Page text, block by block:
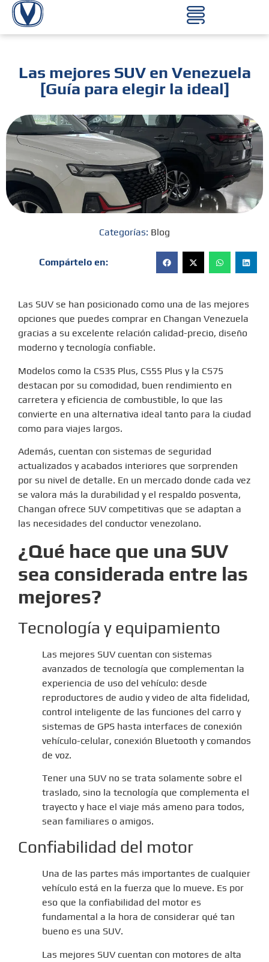
Las mejores SUV en Venezuela
[Guía para elegir la ideal]
Categorías: Blog
Compártelo en:
Las SUV se han posicionado como una de las mejores
opciones que puedes comprar en Changan Venezuela
gracias a su excelente relación calidad-precio, diseño
moderno y tecnología confiable.
Modelos como la CS35 Plus, CS55 Plus y la CS75
destacan por su comodidad, buen rendimiento en
carretera y eficiencia de combustible, lo que las
convierte en una alternativa ideal tanto para la ciudad
como para viajes largos.
Además, cuentan con sistemas de seguridad
actualizados y acabados interiores que sorprenden
por su nivel de detalle. En un mercado donde cada vez
se valora más la durabilidad y el respaldo posventa,
Changan ofrece SUV competitivas que se adaptan a
las necesidades del conductor venezolano.
¿Qué hace que una SUV
sea considerada entre las
mejores?
Tecnología y equipamiento
Las mejores SUV cuentan con sistemas
avanzados de tecnología que complementan la
experiencia de uso del vehículo: desde
reproductores de audio y video de alta fidelidad,
control inteligente de las funciones del carro y
sistemas de GPS hasta interfaces de conexión
vehículo-celular, conexión Bluetooth y comandos
de voz.
Tener una SUV no se trata solamente sobre el
traslado, sino la tecnología que complementa el
trayecto y hace el viaje más ameno para todos,
sean familiares o amigos.
Confiabilidad del motor
Una de las partes más importantes de cualquier
vehículo está en la fuerza que lo mueve. Es por
eso que la confiabilidad del motor es
fundamental a la hora de considerar qué tan
bueno es una SUV.
Las mejores SUV cuentan con motores de alta